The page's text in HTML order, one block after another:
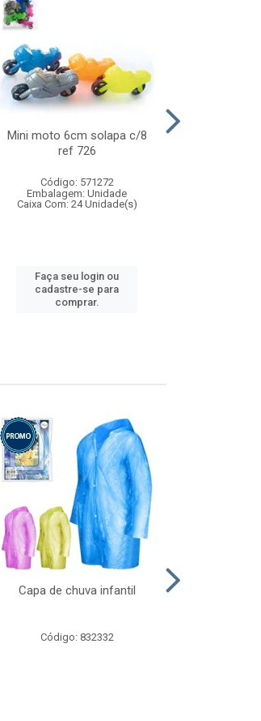
Mini moto 6cm solapa c/8
ref 726
Código: 571272
Embalagem: Unidade
Caixa Com: 24 Unidade(s)
Faça seu login ou
cadastre-se para
comprar.
Capa de chuva infantil
Código: 832332